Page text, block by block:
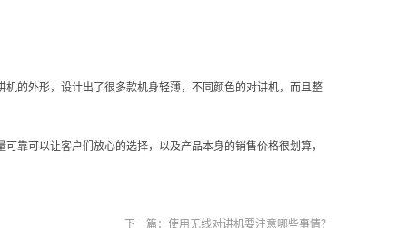
的外形，设计出了很多款机身轻薄，不同颜色的对讲机，而且整
靠可以让客户们放心的选择，以及产品本身的销售价格很划算，
下一篇： 使用无线对讲机要注意哪些事情？